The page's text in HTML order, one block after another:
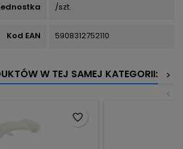
/szt.
Kod EAN 5908312752110
W TEJ SAMEJ KATEGORII:
>
<
favorite_border